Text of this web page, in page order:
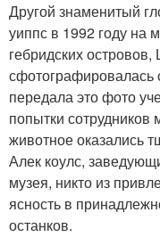
Другой знаменитый
уиппс в 1992 году на
гебридских
сфотографировалась
передала это фото
попытки сотрудников
животное оказались
Алек коулс,
музея, никто из
ясность в
останков.